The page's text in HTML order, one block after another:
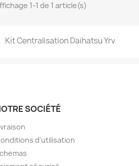
1-1 de 1 article(s)
Kit Centralisation Daihatsu Yrv
SOCIÉTÉ
d'utilisation